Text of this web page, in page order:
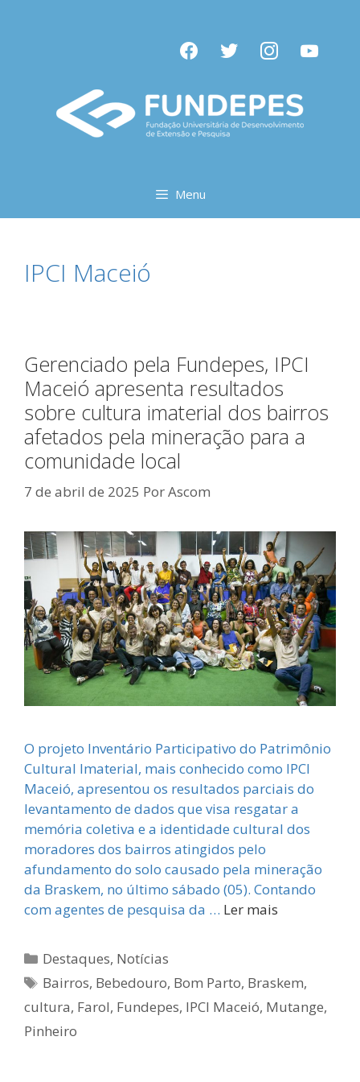
facebooktwitter instagramyoutube
Menu
IPCI Maceió
Gerenciado pela Fundepes, IPCI
Maceió apresenta resultados
sobre cultura imaterial dos bairros
afetados pela mineração para a
comunidade local
7 de abril de 2025 PorAscom
O projeto Inventário Participativo do Patrimônio
Cultural Imaterial, mais conhecido como IPCI
Maceió, apresentou os resultados parciais do
levantamento de dados que visa resgatar a
memória coletiva e a identidade cultural dos
moradores dos bairros atingidos pelo
afundamento do solo causado pela mineração
da Braskem, no último sábado (05). Contando
com agentes de pesquisa da … Ler mais
Categorias
Destaques, Notícias
Tags
Bairros, Bebedouro, Bom Parto, Braskem,
cultura, Farol, Fundepes, IPCI Maceió, Mutange,
Pinheiro